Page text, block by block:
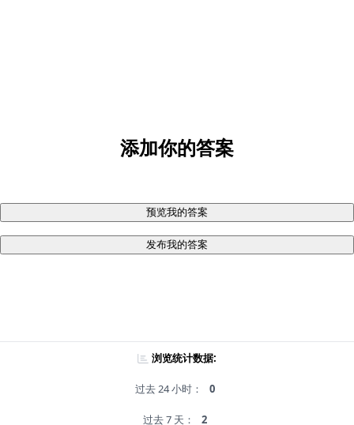
添加你的答案
预览我的答案
发布我的答案
浏览统计数据:
过去 24 小时： 0
过去 7 天： 2